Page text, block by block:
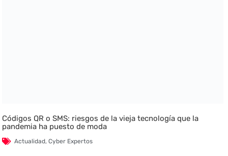
Códigos QR o SMS: riesgos de la vieja tecnología que la
pandemia ha puesto de moda
Actualidad,Cyber Expertos